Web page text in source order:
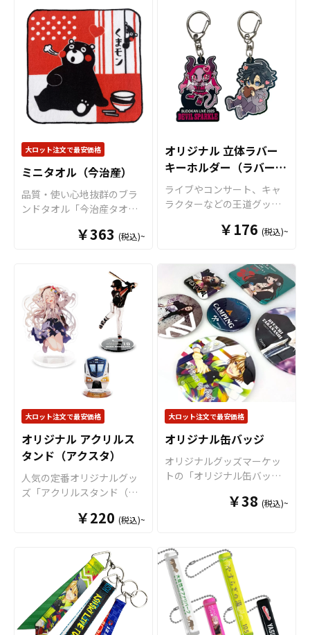
幅広い用途に対応可能なお
すすめ商品です。
シーンで活躍するアイテム
です。 販売に必要な資材も
取り揃えておりますので、
お客様にはデザインを入稿
していただくだけでオリジ
ナル商品として販売してい
ただくことができます。国
内生産で小ロットからの制
作も承っておりますので、
個人のお客様から企業・業
者のかた問わずお気軽にご
相談ください。
トやキャラクターのライブ
やイベントのチケット当選
を願う「良席祈願」、スポ
ーツ選手やチームの勝利を
願う「必勝祈願」など、
様々なシーンで活躍するア
イテムです。 販売に必要な
資材も取り揃えております
ので、お客様にはデザイン
オリジナル商品として販売
していただくことができま
す。国内生産で小ロットか
らの制作も承っております
ので、個人のお客様から企
業・業者のかた問わずお気
デザインをプリントでき、
鮮やかで鮮明な仕上がりが
魅力です。デザインがない
部分はコインケース本体の
色がそのまま活かされ、カ
スタマイズの幅が広がりま
す。このコインケースは
1951年に「世界で一番早く
コインを取り出せる！」を
キャッチフレーズに誕生
し、片手で握るだけで小銭
が簡単に取り出せる便利さ
と、コンパクトな形状で今
もなお世界中で愛されてい
ます。持ち運びに便利なボ
ールチェーン付きで、キー
ホルダーとしても活用可能
透明度が高く美しい高品質
アクリル素材にオリジナル
のデザインをプリントし、
アクリルダイカットにてデ
ザインに合わせた形状に切
り出してアクキーを制作い
たします。 便利なナスカン
付きなので、キーホルダー
キーライトやペットのお散
歩ライトなど日常的にお使
いいただけるような商品で
す。 アクリル素材は水に強
く耐久性も高いため美しい
ので、お客様にはデザイン
をご入稿いただくだけでオ
リジナル商品として制作・
販売していただくことがで
きます。 LEDで光るアクリ
ルキーホルダーはアニメ、
エンタメ、スポーツ、官公
庁、同人グッズなど様々な
業界に人気です。 国内生産
で小ロットから大ロットま
で承っておりますので、お
気軽にご相談ください。
大ロット注文で最安価格
ミニタオル（今治産）
品質・使い心地抜群のブラ
ンドタオル「今治産タオ
ズでリーズナブルな価格で
ち歩けるサイズのタオルで
す。生地は国内製造差され
た今治産のタオルで、生
地・印刷・縫製すべて国内
で製造致します。※印刷後
に縁処理を行いますが、特
にご指定がない場合、表の
印刷カラーに合わせて縫製
致します。 短納期・小ロッ
トでの対応も可能ですので
ご不明点がありましたら、
個人のお客様から企業・業
者のかた問わずお気軽にご
相談ください。
￥363 (税込)~
オリジナル 立体ラバー
キーホルダー（ラバース
トラップ）
ライブやコンサート、キャ
ラクターなどの王道グッズ
ホルダー」をお客様のオリ
します。 耐久性ある非フタ
ル酸エステル系の高品質
PVC素材を採用したラバー
キーホルダーですので、柔
らかく弾力性があり熱や経
年劣化による変形や変色が
少なく、マットで手触りの
良い質感が特徴です。 色数
は最大12色まで使用可能で
すので、色鮮やかな仕上が
りとなります。サイズは
55mm×55mm以内 と
80mm×80mm以内の2サ
も好みに応じて2種（2層タ
イプ・半立体タイプ）より
お選び頂けます。 販売に必
要な資材も取り揃えており
稿いただくだけで、オリジ
ナル商品として販売するこ
とができます。 お気軽にご
相談ください。
￥176 (税込)~
大ロット注文で最安価格
オリジナル アクリルス
タンド（アクスタ）
人気の定番オリジナルグッ
ズ「アクリルスタンド（ア
ちのオリジナルデザインに
ルスタンド（アクスタ）は
鑑賞性・携帯性・汎用性を
兼ね備えた大人気アイテ
ム。ケイオーのオリジナル
アクリルスタンドには、透
明度の高い高品質アクリル
￥220 (税込)~
大ロット注文で最安価格
オリジナル缶バッジ
オリジナルグッズマーケッ
トの「オリジナル缶バッ
備の高性能な缶バッジで
やかな商品をお作りしま
す。 缶バッジは、オリジナ
ルグッズとして、コンサー
トグッズ、アーティストグ
ッズ、キャラクターグッ
ズ、ノベルティー、お土産
￥38 (税込)~